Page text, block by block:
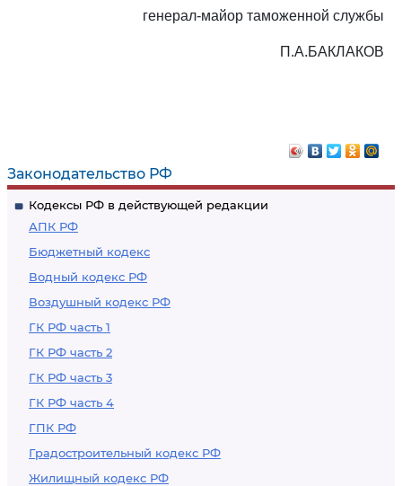
Законодательство РФ
Кодексы РФ в действующей редакции
АПК РФ
Бюджетный кодекс
Водный кодекс РФ
Воздушный кодекс РФ
ГК РФ часть 1
ГК РФ часть 2
ГК РФ часть 3
ГК РФ часть 4
ГПК РФ
Градостроительный кодекс РФ
Жилищный кодекс РФ
генерал-майор таможенной службы
П.А.БАКЛАКОВ